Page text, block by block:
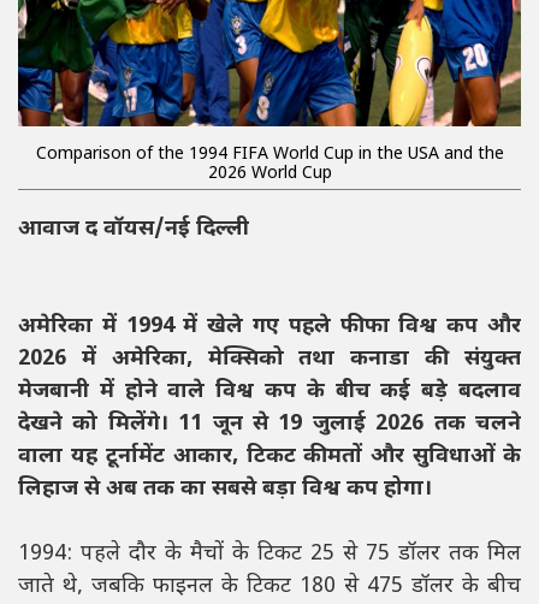
Comparison of the 1994 FIFA World Cup in the USA and the
2026 World Cup
आवाज द वॉयस/नई दिल्ली
अमेरिका में 1994 में खेले गए पहले फीफा विश्व कप और
2026 में अमेरिका, मेक्सिको तथा कनाडा की संयुक्त
मेजबानी में होने वाले विश्व कप के बीच कई बड़े बदलाव
देखने को मिलेंगे। 11 जून से 19 जुलाई 2026 तक चलने
वाला यह टूर्नामेंट आकार, टिकट कीमतों और सुविधाओं के
लिहाज से अब तक का सबसे बड़ा विश्व कप होगा।
1994: पहले दौर के मैचों के टिकट 25 से 75 डॉलर तक मिल
जाते थे, जबकि फाइनल के टिकट 180 से 475 डॉलर के बीच